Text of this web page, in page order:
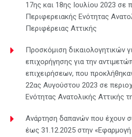
17ης και 18ης Ιουλίου 2023 σε
Περιφερειακής Ενότητας
Περιφέρειας Αττικής
Προσκόμιση δικαιολογητικών
επιχορήγησης για την
επιχειρήσεων, που
22ας Αυγούστου 2023 σε
Ενότητας Ανατολικής Αττικής
Ανάρτηση δαπανών που έχουν
έως 31.12.2025 στην